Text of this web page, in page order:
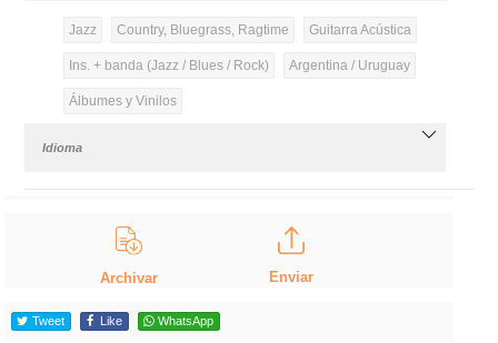
Jazz Country, Bluegrass, Ragtime Guitarra Acústica
Ins. + banda (Jazz / Blues / Rock) Argentina / Uruguay
Álbumes y Vinilos
Idioma
Archivar Enviar
Tweet Like WhatsApp